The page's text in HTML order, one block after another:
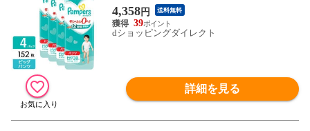
(38枚×4パック) 4902430157087
4,358円 送料無料
39
dショッピングダイレクト
詳細を見る